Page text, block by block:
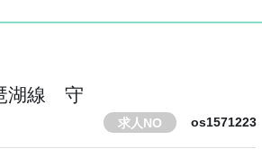
湖線 守
求人NO os1571223